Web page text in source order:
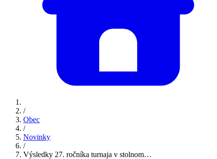
/
Obec
/
Novinky
/
Výsledky 27. ročníka turnaja v stolnom…